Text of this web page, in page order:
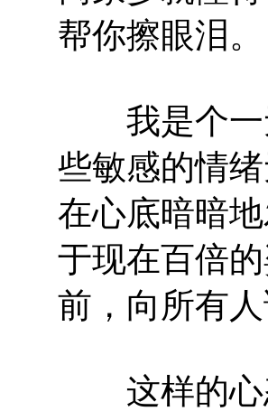
帮你擦眼泪。
我是个一
些敏感的情
在心底暗暗
于现在百倍
前，向所有
这样的心